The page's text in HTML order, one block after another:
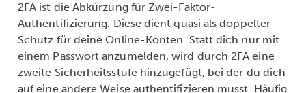
2FA ist die Abkürzung für Zwei-Faktor-
Authentifizierung. Diese dient quasi als doppelter
Schutz für deine Online-Konten. Statt dich nur mit
einem Passwort anzumelden, wird durch 2FA eine
zweite Sicherheitsstufe hinzugefügt, bei der du dich
auf eine andere Weise authentifizieren musst. Häufig